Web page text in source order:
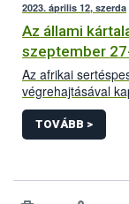
2023. április 12, szerda
Az állami
szeptember
Az afrikai
végrehajtásával
szabályai
TOVÁBB >